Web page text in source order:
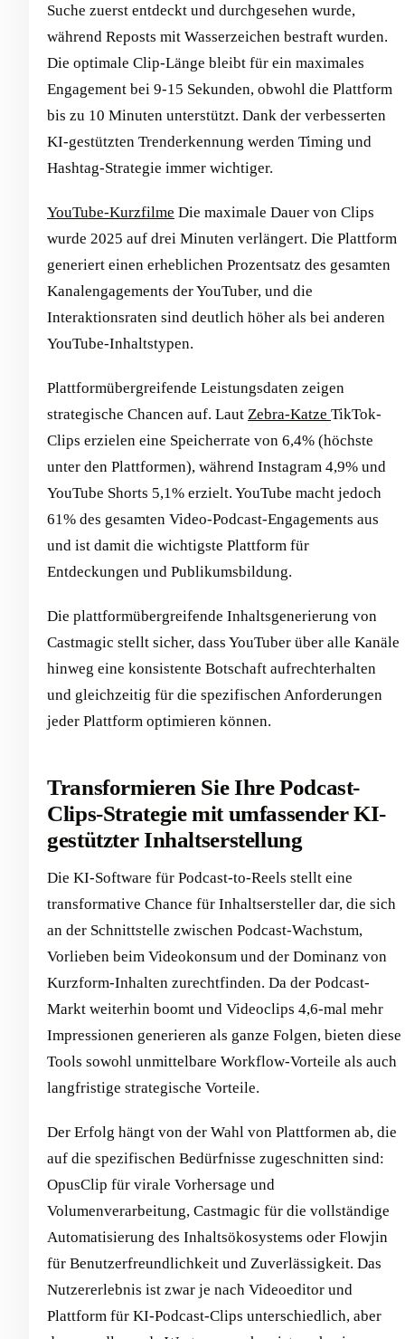
Suche zuerst entdeckt und durchgesehen wurde,
während Reposts mit Wasserzeichen bestraft wurden.
Die optimale Clip-Länge bleibt für ein maximales
Engagement bei 9-15 Sekunden, obwohl die Plattform
bis zu 10 Minuten unterstützt. Dank der verbesserten
KI-gestützten Trenderkennung werden Timing und
Hashtag-Strategie immer wichtiger.
YouTube-Kurzfilme Die maximale Dauer von Clips
wurde 2025 auf drei Minuten verlängert. Die Plattform
generiert einen erheblichen Prozentsatz des gesamten
Kanalengagements der YouTuber, und die
Interaktionsraten sind deutlich höher als bei anderen
YouTube-Inhaltstypen.
Plattformübergreifende Leistungsdaten zeigen
strategische Chancen auf. Laut Zebra-Katze TikTok-
Clips erzielen eine Speicherrate von 6,4% (höchste
unter den Plattformen), während Instagram 4,9% und
YouTube Shorts 5,1% erzielt. YouTube macht jedoch
61% des gesamten Video-Podcast-Engagements aus
und ist damit die wichtigste Plattform für
Entdeckungen und Publikumsbildung.
Die plattformübergreifende Inhaltsgenerierung von
Castmagic stellt sicher, dass YouTuber über alle Kanäle
hinweg eine konsistente Botschaft aufrechterhalten
und gleichzeitig für die spezifischen Anforderungen
jeder Plattform optimieren können.
Transformieren Sie Ihre Podcast-
Clips-Strategie mit umfassender KI-
gestützter Inhaltserstellung
Die KI-Software für Podcast-to-Reels stellt eine
transformative Chance für Inhaltsersteller dar, die sich
an der Schnittstelle zwischen Podcast-Wachstum,
Vorlieben beim Videokonsum und der Dominanz von
Kurzform-Inhalten zurechtfinden. Da der Podcast-
Markt weiterhin boomt und Videoclips 4,6-mal mehr
Impressionen generieren als ganze Folgen, bieten diese
Tools sowohl unmittelbare Workflow-Vorteile als auch
langfristige strategische Vorteile.
Der Erfolg hängt von der Wahl von Plattformen ab, die
auf die spezifischen Bedürfnisse zugeschnitten sind:
OpusClip für virale Vorhersage und
Volumenverarbeitung, Castmagic für die vollständige
Automatisierung des Inhaltsökosystems oder Flowjin
für Benutzerfreundlichkeit und Zuverlässigkeit. Das
Nutzererlebnis ist zwar je nach Videoeditor und
Plattform für KI-Podcast-Clips unterschiedlich, aber